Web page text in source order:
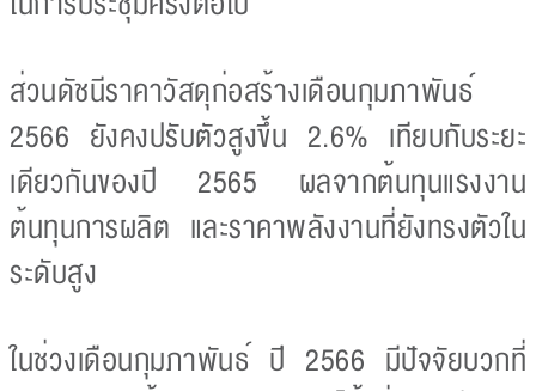
ส่วนดัชนีราคาวัสดุก่อสร้างเดือนกุมภาพันธ์
2566 ยังคงปรับตัวสูงขึ้น 2.6% เทียบกับระยะ
เดียวกันของปี 2565 ผลจากต้นทุนแรงงาน
ต้นทุนการผลิต และราคาพลังงานที่ยังทรงตัวใน
ระดับสูง
ในช่วงเดือนกุมภาพันธ์ ปี 2566 มีปัจจัยบวกที่